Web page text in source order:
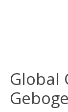
Global